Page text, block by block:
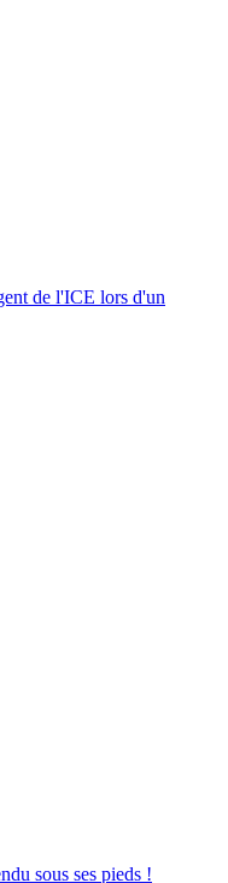
de l'ICE lors d'un
sous ses pieds !